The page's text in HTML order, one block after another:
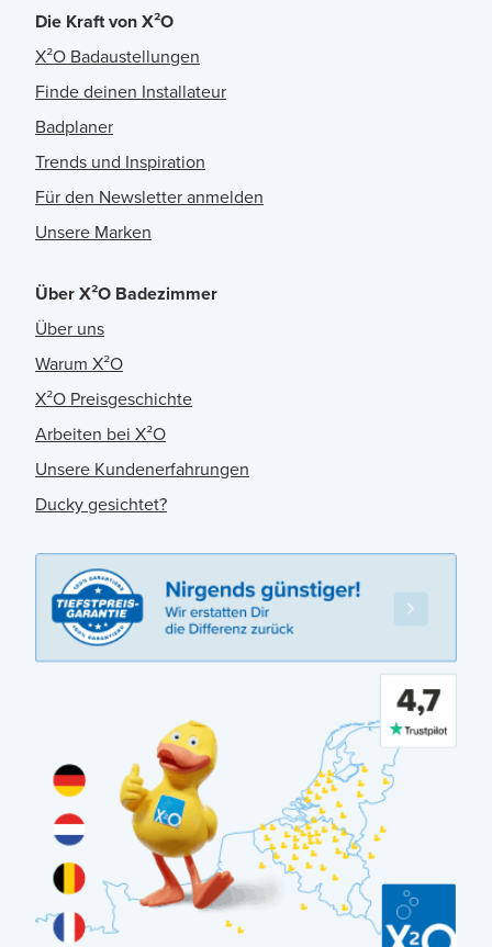
Die Kraft von X²O
X²O Badaustellungen
Finde deinen Installateur
Badplaner
Trends und Inspiration
Für den Newsletter anmelden
Unsere Marken
Über X²O Badezimmer
Über uns
Warum X²O
X²O Preisgeschichte
Arbeiten bei X²O
Unsere Kundenerfahrungen
Ducky gesichtet?